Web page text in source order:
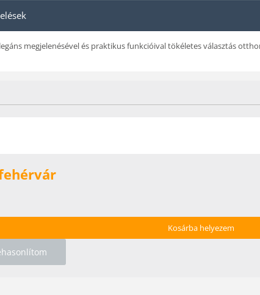
megjelenésével és praktikus funkcióival tökéletes választás
Kosárba helyezem